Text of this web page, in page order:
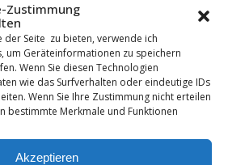
Zustimmung
der Seite zu bieten, verwende ich
um Geräteinformationen zu speichern
Wenn Sie diesen Technologien
wie das Surfverhalten oder eindeutige IDs
Wenn Sie Ihre Zustimmung nicht erteilen
bestimmte Merkmale und Funktionen
Akzeptieren
Suchen